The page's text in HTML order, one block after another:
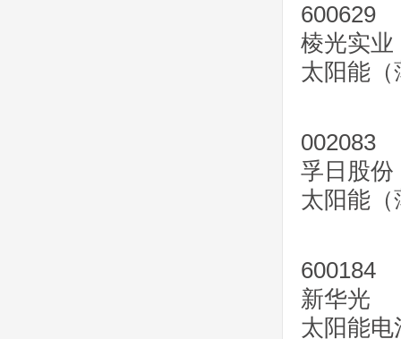
600629
棱光实业
太阳能
002083
孚日股份
太阳能
600184
新华光
太阳能